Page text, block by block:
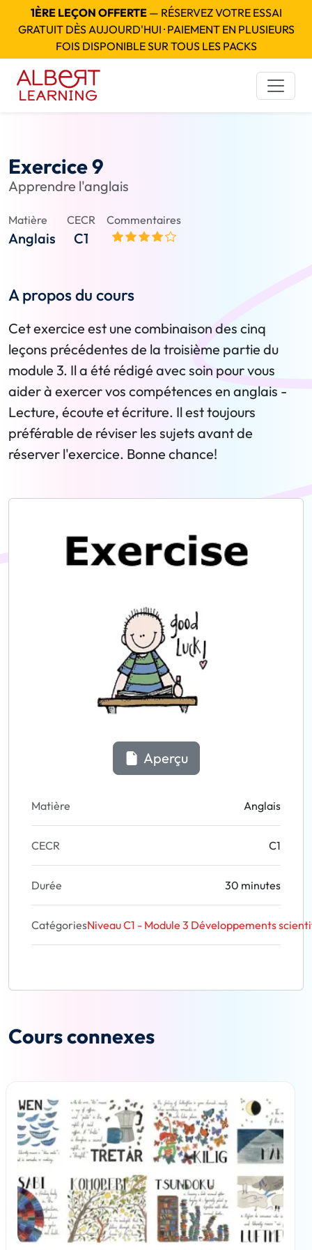
1ÈRE LEÇON OFFERTE— RÉSERVEZ VOTRE ESSAI
GRATUIT DÈS AUJOURD'HUI · PAIEMENT EN PLUSIEURS
FOIS DISPONIBLE SUR TOUS LES PACKS
Exercice 9
Apprendre l'anglais
Matière
Anglais
CECR
C1
Commentaires
A propos du cours
Cet exercice est une combinaison des cinq
leçons précédentes de la troisième partie du
module 3. Il a été rédigé avec soin pour vous
aider à exercer vos compétences en anglais -
Lecture, écoute et écriture. Il est toujours
préférable de réviser les sujets avant de
réserver l'exercice. Bonne chance!
Aperçu
Matière Anglais
CECR C1
Durée 30 minutes
CatégoriesNiveau C1 - Module 3 Développements
Cours connexes